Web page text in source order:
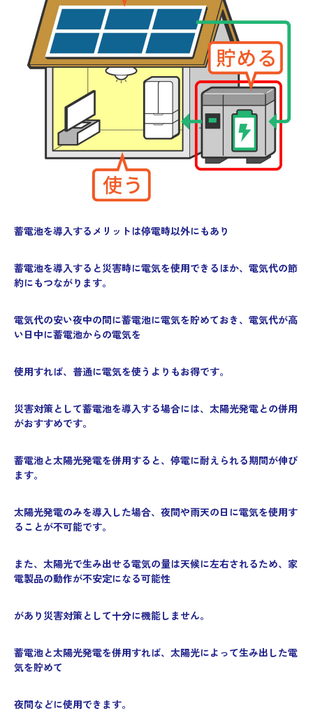
蓄電池を導入するメリットは停電時以外にもあり
蓄電池を導入すると災害時に電気を使用できるほか、電気代の節
約にもつながります。
電気代の安い夜中の間に蓄電池に電気を貯めておき、電気代が高
い日中に蓄電池からの電気を
使用すれば、普通に電気を使うよりもお得です。
災害対策として蓄電池を導入する場合には、太陽光発電との併用
がおすすめです。
蓄電池と太陽光発電を併用すると、停電に耐えられる期間が伸び
ます。
太陽光発電のみを導入した場合、夜間や雨天の日に電気を使用す
ることが不可能です。
また、太陽光で生み出せる電気の量は天候に左右されるため、家
電製品の動作が不安定になる可能性
があり災害対策として十分に機能しません。
蓄電池と太陽光発電を併用すれば、太陽光によって生み出した電
気を貯めて
夜間などに使用できます。